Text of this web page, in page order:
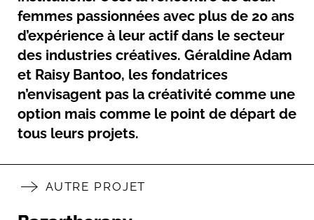
femmes passionnées avec plus de 20 ans
d’expérience à leur actif dans le secteur
des industries créatives. Géraldine Adam
et Raisy Bantoo, les fondatrices
n’envisagent pas la créativité comme une
option mais comme le point de départ de
tous leurs projets.
AUTRE PROJET